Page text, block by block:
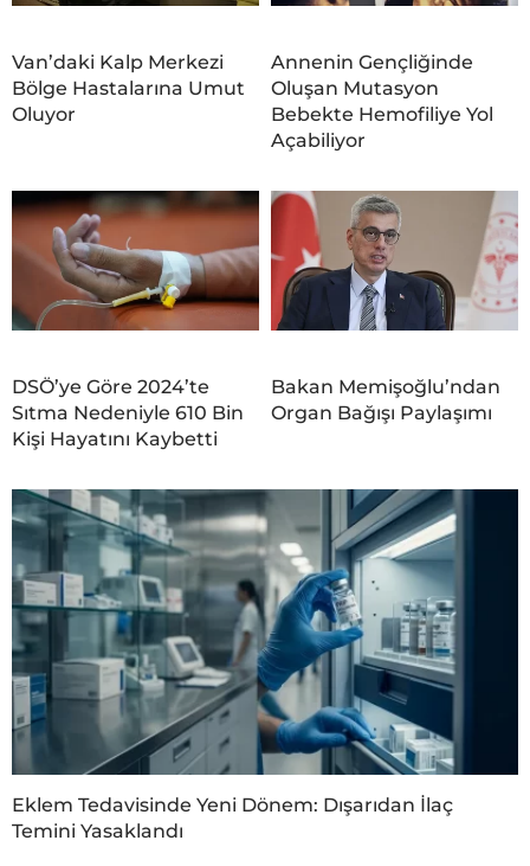
Van’daki Kalp Merkezi
Bölge Hastalarına Umut
Oluyor
Annenin Gençliğinde
Oluşan Mutasyon
Bebekte Hemofiliye Yol
Açabiliyor
DSÖ’ye Göre 2024’te
Sıtma Nedeniyle 610 Bin
Kişi Hayatını Kaybetti
Bakan Memişoğlu’ndan
Organ Bağışı Paylaşımı
Eklem Tedavisinde Yeni Dönem: Dışarıdan İlaç
Temini Yasaklandı